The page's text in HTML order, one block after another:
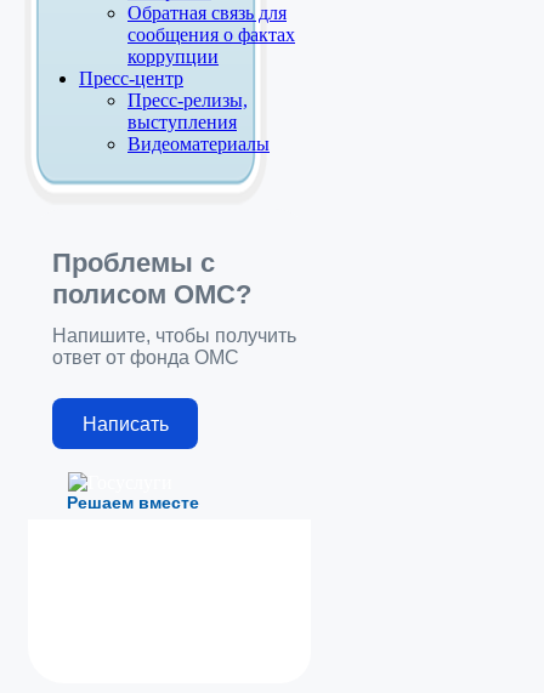
Обратная связь для
сообщения о фактах
коррупции
Пресс-центр
Пресс-релизы,
выступления
Видеоматериалы
Решаем вместе
Проблемы с
полисом ОМС?
Напишите, чтобы получить
ответ от фонда ОМС
Написать